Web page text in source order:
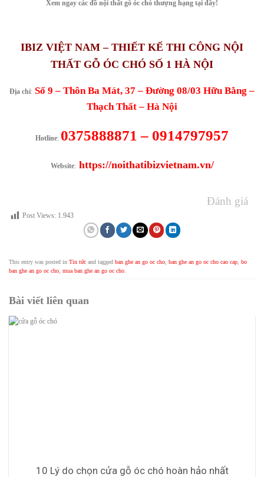
Xem ngay các đồ nội thất gỗ óc chó thượng hạng tại đây!
IBIZ VIỆT NAM – THIẾT KẾ THI CÔNG NỘI
THẤT GỖ ÓC CHÓ SỐ 1 HÀ NỘI
Địa chỉ: Số 9 – Thôn Ba Mát, 37 – Đường 08/03 Hữu Bằng –
Thạch Thất – Hà Nội
Hotline: 0375888871 – 0914797957
Website:https://noithatibizvietnam.vn/
Đánh giá
Post Views: 1.943
This entry was posted in Tin tức and tagged ban ghe an go oc cho ban ghe an go oc cho cao cap bo
ban ghe an go oc cho mua ban ghe an go oc cho
Bài viết liên quan
10 Lý do chọn cửa gỗ óc chó hoàn hảo nhất